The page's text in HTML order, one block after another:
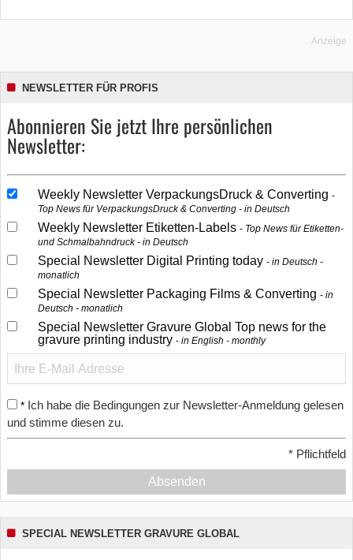
Anzeige
NEWSLETTER FÜR PROFIS
Abonnieren Sie jetzt Ihre persönlichen
Newsletter:
Weekly Newsletter VerpackungsDruck & Converting
Top News für VerpackungsDruck & Converting - in Deutsch
Weekly Newsletter Etiketten-Labels
Top News für Etiketten-
und Schmalbahndruck - in Deutsch
Special Newsletter Digital Printing today
in Deutsch -
monatlich
Special Newsletter Packaging Films & Converting
in
Deutsch - monatlich
Special Newsletter Gravure Global Top news for the
gravure printing industry
in English - monthly
* Ich habe die Bedingungen zur Newsletter-Anmeldung gelesen
und stimme diesen zu.
* Pflichtfeld
Absenden
SPECIAL NEWSLETTER GRAVURE GLOBAL